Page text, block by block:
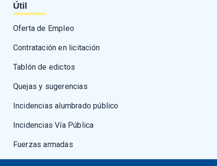
Útil
Oferta de Empleo
Contratación en licitación
Tablón de edictos
Quejas y sugerencias
Incidencias alumbrado público
Incidencias Vía Pública
Fuerzas armadas